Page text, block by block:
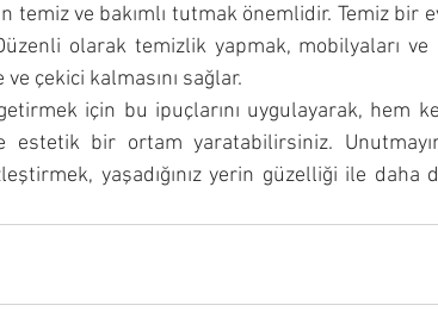
temiz ve bakımlı tutmak önemlidir. Temiz bir
olarak temizlik yapmak, mobilyaları ve
çekici kalmasını sağlar.
için bu ipuçlarını uygulayarak, hem
bir ortam yaratabilirsiniz.
yaşadığınız yerin güzelliği ile daha